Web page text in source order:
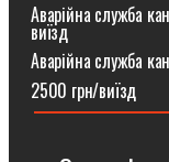
Аварійна
виїзд
Аварійна служба
2500 грн/виїзд